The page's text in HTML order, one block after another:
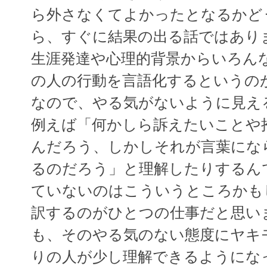
ら外さなくてよかったとなるか
ら、すぐに結果の出る話ではあり
生涯発達や心理的背景からいろん
の人の行動を言語化するという
なので、やる気がないように見
例えば「何かしら訴えたいこと
んだろう、しかしそれが言葉に
るのだろう」と理解したりする
ていないのはこういうところか
訳するのがひとつの仕事だと思
も、そのやる気のない態度にヤ
りの人が少し理解できるように